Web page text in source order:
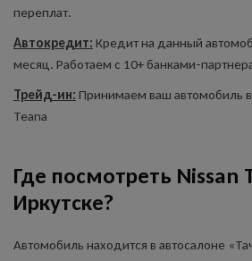
переплат.
Автокредит: Кредит на данный
месяц. Работаем с 10+ банками-
Трейд-ин: Принимаем ваш автомобиль в
Teana
Где посмотреть Nissan
Иркутске?
Автомобиль находится в автосалоне